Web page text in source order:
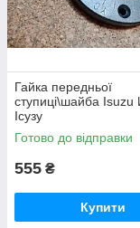
Гайка передньої
ступиці\шайба Isuzu
Ісузу
Готово до відправки
555 ₴
Купити